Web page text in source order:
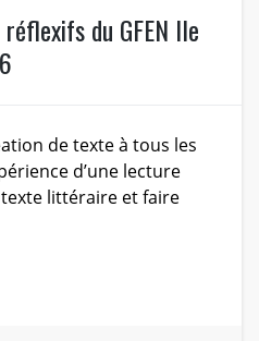
du GFEN Ile
de texte à tous les
d’une lecture
littéraire et faire